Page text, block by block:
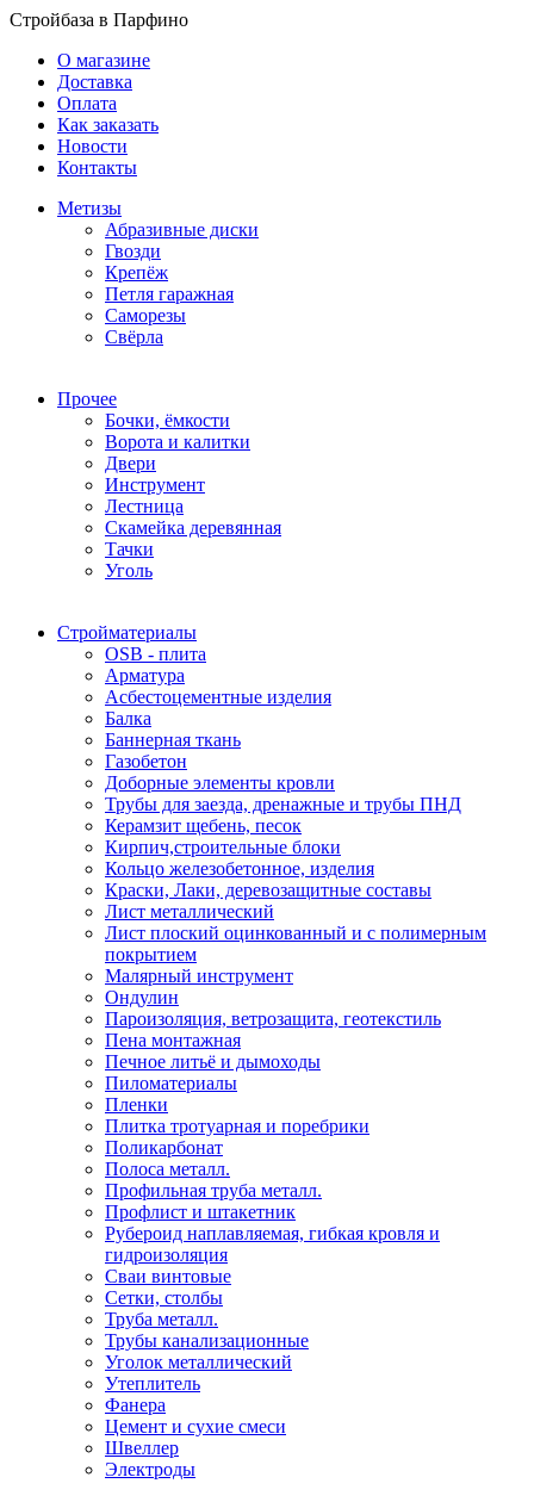
Стройбаза в Парфино
О магазине
Доставка
Оплата
Как заказать
Новости
Контакты
Метизы
Абразивные диски
Гвозди
Крепёж
Петля гаражная
Саморезы
Свёрла
Прочее
Бочки, ёмкости
Ворота и калитки
Двери
Инструмент
Лестница
Скамейка деревянная
Тачки
Уголь
Стройматериалы
OSB - плита
Арматура
Асбестоцементные изделия
Балка
Баннерная ткань
Газобетон
Доборные элементы кровли
Трубы для заезда, дренажные и трубы ПНД
Керамзит щебень, песок
Кирпич,строительные блоки
Кольцо железобетонное, изделия
Краски, Лаки, деревозащитные составы
Лист металлический
Лист плоский оцинкованный и с полимерным
покрытием
Малярный инструмент
Ондулин
Пароизоляция, ветрозащита, геотекстиль
Пена монтажная
Печное литьё и дымоходы
Пиломатериалы
Пленки
Плитка тротуарная и поребрики
Поликарбонат
Полоса металл.
Профильная труба металл.
Профлист и штакетник
Рубероид наплавляемая, гибкая кровля и
гидроизоляция
Сваи винтовые
Сетки, столбы
Труба металл.
Трубы канализационные
Уголок металлический
Утеплитель
Фанера
Цемент и сухие смеси
Швеллер
Электроды